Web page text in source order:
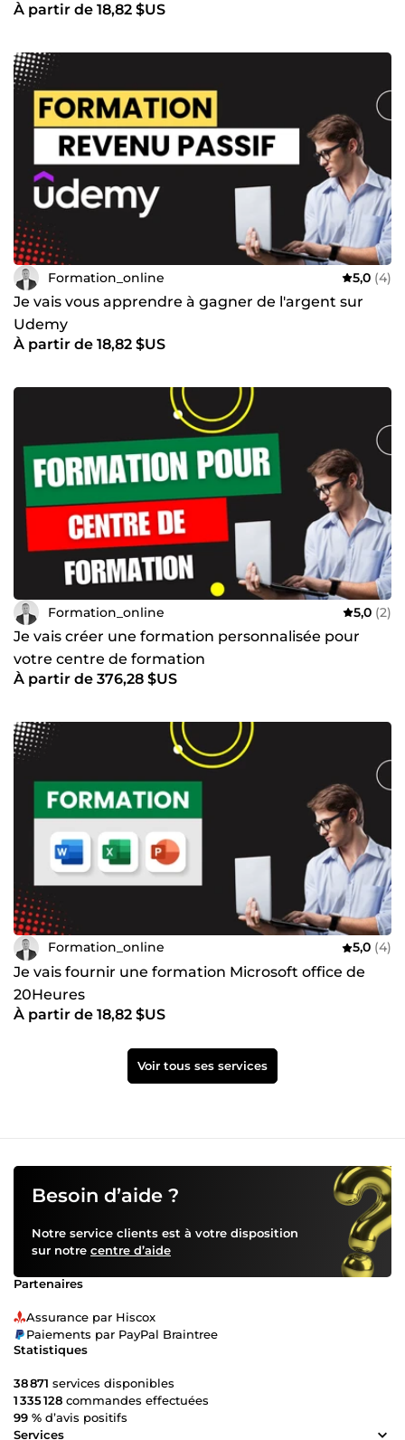
À partir de 18,82 $US
Formation_online 5,0 (4)
Je vais vous apprendre à gagner de l'argent sur
Udemy
À partir de 18,82 $US
Formation_online 5,0 (2)
Je vais créer une formation personnalisée pour
votre centre de formation
À partir de 376,28 $US
Formation_online 5,0 (4)
Je vais fournir une formation Microsoft office de
20Heures
À partir de 18,82 $US
Voir tous ses services
Besoin d’aide ?
Notre service clients est à votre disposition
sur notre centre d’aide
Partenaires
Assurance par Hiscox
Paiements par PayPal Braintree
Statistiques
38 871 services disponibles
1 335 128 commandes effectuées
99 % d’avis positifs
Services